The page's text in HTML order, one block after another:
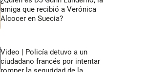
amiga que recibió a Verónica
Alcocer en Suecia?
Video | Policía detuvo a un
ciudadano francés por intentar